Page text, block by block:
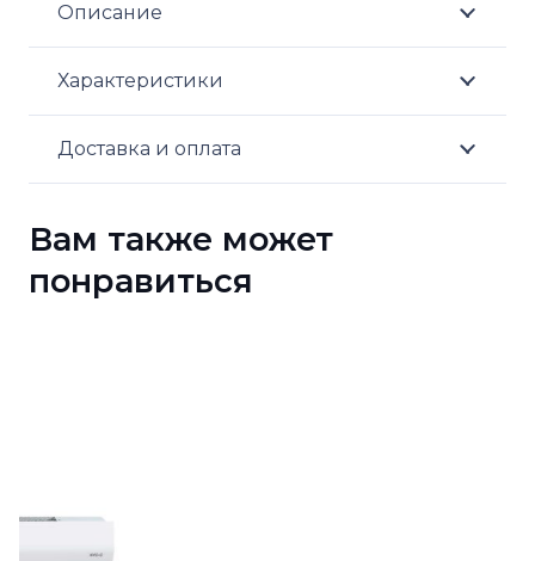
Описание
Характеристики
Доставка и оплата
Вам также может
понравиться